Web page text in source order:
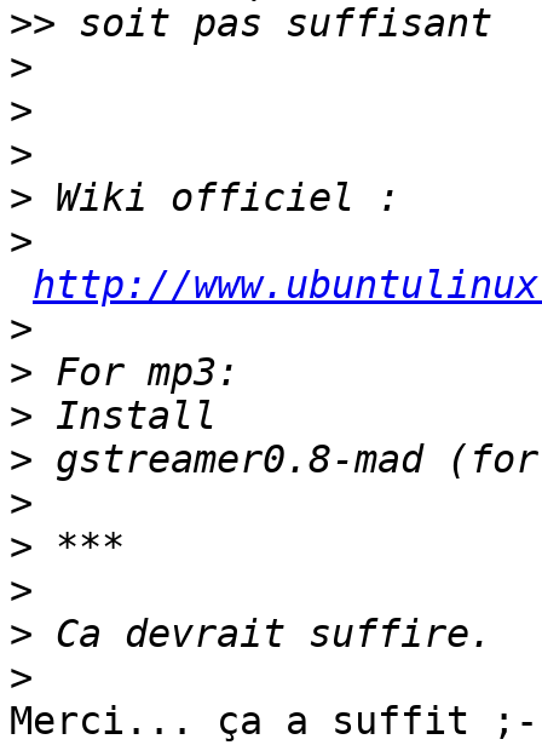
>>
>
>
>
>
>
http://
>
>
>
>
>
>
>
>
>
Merci... ça a suffit